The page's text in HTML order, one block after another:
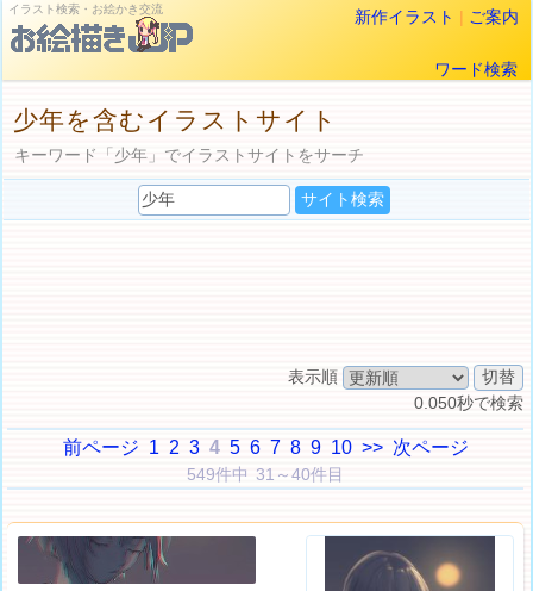
イラスト検索・お絵かき交流 新作イラスト | ご案内
ワード検索
少年を含むイラストサイト
キーワード「少年」でイラストサイトをサーチ
表示順
0.050秒で検索
前ページ 1 2 3 4 5 6 7 8 9 10 >> 次ページ
549件中 31～40件目